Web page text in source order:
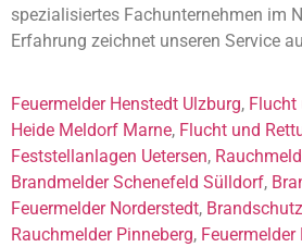
spezialisiertes Fachunternehmen im
Erfahrung zeichnet unseren Service
Feuermelder Henstedt Ulzburg, Flucht
Heide Meldorf Marne, Flucht und
Feststellanlagen Uetersen,
Brandmelder Schenefeld Sülldorf,
Feuermelder Norderstedt,
Rauchmelder Pinneberg,